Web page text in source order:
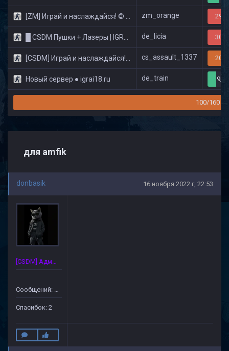
[ZM] Играй и наслаждайся! © Zombie Show zm_orange 29/
█ CSDM Пушки + Лазеры | IGRAI18.RU ツ █ de_licia 30/
[CSDM] Играй и наслаждайся! © Classic cs_assault_1337 20/
Новый сервер ● igrai18.ru de_train 9/
100/160
для amfik
donbasik 16 ноября 2022 г, 22:53
[CSDM] Администратор
Сообщений: 24
Спасибок: 2